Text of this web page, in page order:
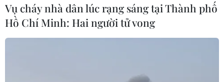
Minh Thúy (Vietnam+)
Vụ cháy nhà dân lúc rạng sáng tại Thành phố
Hồ Chí Minh: Hai người tử vong